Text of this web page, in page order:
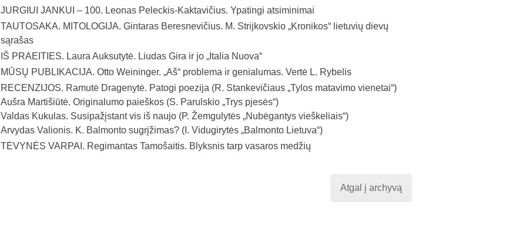
JURGIUI JANKUI – 100. Leonas Peleckis-Kaktavičius. Ypatingi atsiminimai
TAUTOSAKA. MITOLOGIJA. Gintaras Beresnevičius. M. Strijkovskio „Kronikos“ lietuvių dievų
sąrašas
IŠ PRAEITIES. Laura Auksutytė. Liudas Gira ir jo „Italia Nuova“
MŪSŲ PUBLIKACIJA. Otto Weininger. „Aš“ problema ir genialumas. Vertė L. Rybelis
RECENZIJOS. Ramutė Dragenytė. Patogi poezija (R. Stankevičiaus „Tylos matavi­mo vienetai“)
Aušra Martišiūtė. Originalumo paieškos (S. Parulskio „Trys pjesės“)
Valdas Kukulas. Susipažįstant vis iš naujo (P. Žemgulytės „Nubėgantys vieškeliais“)
Arvydas Valionis. K. Balmonto sugrįžimas? (I. Vidugirytės „Balmonto Lietuva“)
TĖVYNĖS VARPAI. Regimantas Tamošaitis. Blyksnis tarp vasaros medžių
Atgal į archyvą